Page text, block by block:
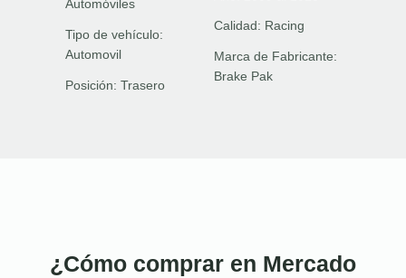
Automóviles
Tipo de vehículo:
Automovil
Posición: Trasero
Calidad: Racing
Marca de Fabricante:
Brake Pak
¿Cómo comprar en Mercado